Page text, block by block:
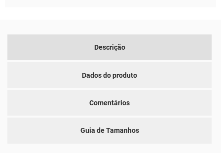
Descrição
Dados do produto
Comentários
Guia de Tamanhos